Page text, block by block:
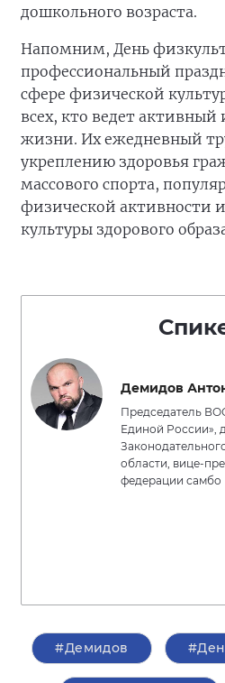
дошкольного возраста.
Напомним, День
профессиональный
сфере физической
всех, кто ведет активный
жизни. Их ежедневный
укреплению здоровья
массового спорта,
физической активности
культуры здорового
Демидов
Председатель
Единой России»,
области, вице-
федерации самбо
#Демидов